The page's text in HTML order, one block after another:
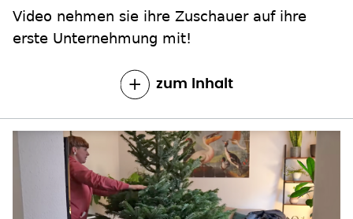
Video nehmen sie ihre Zuschauer auf ihre
erste Unternehmung mit!
zum Inhalt